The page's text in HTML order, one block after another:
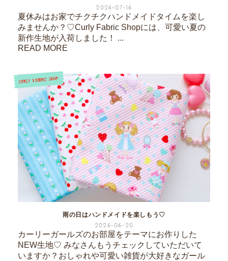
2026-07-16
夏休みはお家でチクチクハンドメイドタイムを楽し
みませんか？♡Curly Fabric Shopには、可愛い夏の
新作生地が入荷しました！ ...
READ MORE
雨の日はハンドメイドを楽しもう♡
2026-06-20
カーリーガールズのお部屋をテーマにお作りした
NEW生地♡ みなさんもうチェックしていただいて
いますか？おしゃれや可愛い雑貨が大好きなガール